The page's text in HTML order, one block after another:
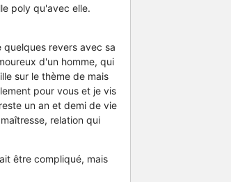
poly qu'avec elle.
quelques revers avec sa
d'un homme, qui
sur le thème de mais
pour vous et je vis
un an et demi de vie
relation qui
être compliqué, mais